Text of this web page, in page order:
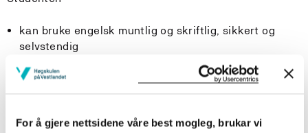
For å gjere nettsidene våre best mogleg, brukar vi
kan bruke engelsk muntlig og skriftlig, sikkert og
selvstendig
kan planlegge og lede varierte og differensierte
læringsaktiviteter, også digitale, som fremmer
sluttvurdering for å veilede elever i